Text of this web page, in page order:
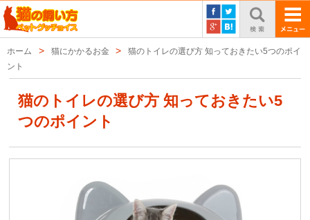
ホーム 猫にかかるお金
猫のトイレの選び方 知っておきたい5つのポイ
ント
猫のトイレの選び方 知っておきたい5
つのポイント